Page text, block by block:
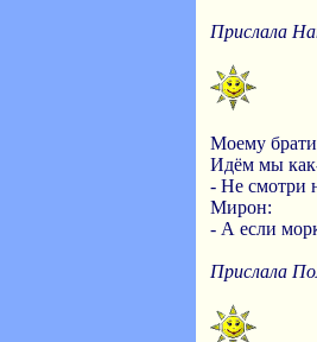
Прислала
Моему
Идём мы
- Не смотри
Мирон:
- А если
Прислала